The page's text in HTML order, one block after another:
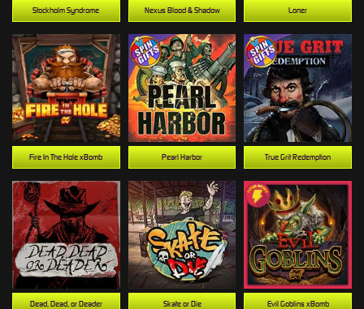
Nexus Blood & Shadow
Dead, Dead, or Deader Skate or Die
Stockholm Syndrome Loner
Fire In The Hole xBomb
Evil Goblins xBomb
Pearl Harbor True Grit Redemption